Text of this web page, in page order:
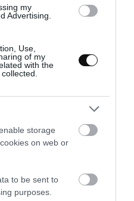
my
Advertising.
Use,
of my
with the
storage
on web or
to be sent to
purposes.
con flores de